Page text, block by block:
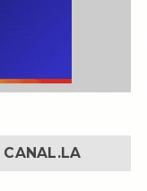
CANAL.LA